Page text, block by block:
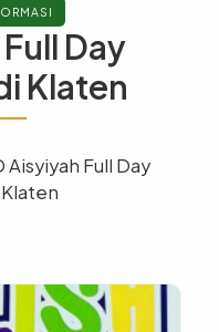
Day
Klaten
Full Day